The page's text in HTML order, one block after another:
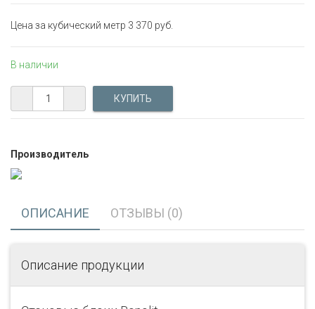
Цена за кубический метр 3 370 руб.
В наличии
Производитель
ОПИСАНИЕ ОТЗЫВЫ (0)
Описание продукции